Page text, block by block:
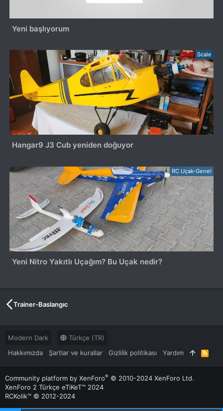
Yeni başlıyorum
Scale
Hangar9 J3 Cub yeniden doğuyor
RC Uçak-Genel
Yeni Nitro Yakıtlı Uçağım? Bu Uçak nedir?
Trainer-Baslangıc
Modern Dark
Türkçe (TR)
Hakkımızda
Şartlar ve kurallar Gizlilik politikası Yardım
R
S
S
Community platform by XenForo® © 2010-2024 XenForo Ltd.
XenForo 2 Türkçe eTiKeT™ 2024
RCKolik™ © 2012-2024